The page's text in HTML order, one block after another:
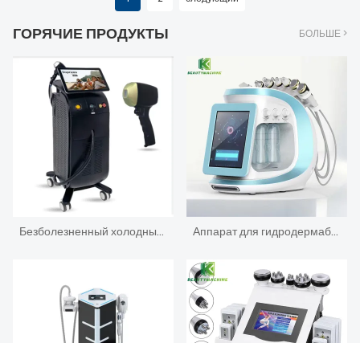
ГОРЯЧИЕ ПРОДУКТЫ БОЛЬШЕ >
Безболезненный холодный лазер 808 нм лазерное устройство для удаления волос Аппарат для гидродермабразии с кислородной струей H2O2 8 в 1